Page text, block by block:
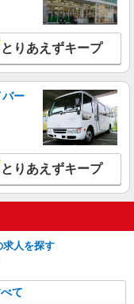
とりあえずキープ
バー
とりあえずキープ
求人を探す
て